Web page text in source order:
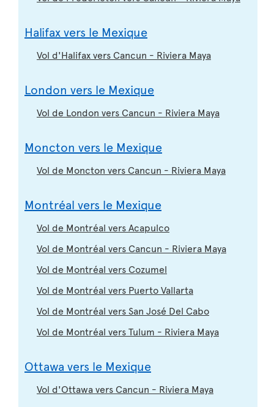
Halifax vers le Mexique
Vol d'Halifax vers Cancun - Riviera Maya
London vers le Mexique
Vol de London vers Cancun - Riviera Maya
Moncton vers le Mexique
Vol de Moncton vers Cancun - Riviera Maya
Montréal vers le Mexique
Vol de Montréal vers Acapulco
Vol de Montréal vers Cancun - Riviera Maya
Vol de Montréal vers Cozumel
Vol de Montréal vers Puerto Vallarta
Vol de Montréal vers San José Del Cabo
Vol de Montréal vers Tulum - Riviera Maya
Ottawa vers le Mexique
Vol d'Ottawa vers Cancun - Riviera Maya